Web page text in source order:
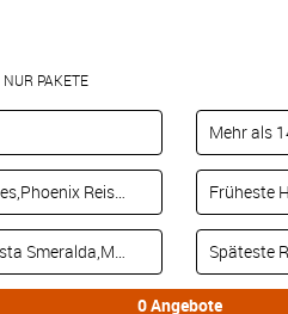
NUR PAKETE